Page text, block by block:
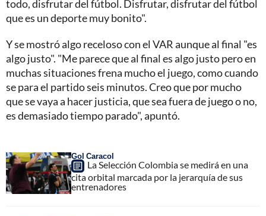
todo, disfrutar del fútbol. Disfrutar, disfrutar del fútbol
que es un deporte muy bonito".
Y se mostró algo receloso con el VAR aunque al final "es
algo justo". "Me parece que al final es algo justo pero en
muchas situaciones frena mucho el juego, como cuando
se para el partido seis minutos. Creo que por mucho
que se vaya a hacer justicia, que sea fuera de juego o no,
es demasiado tiempo parado", apuntó.
Gol Caracol
La Selección Colombia se medirá en una
cita orbital marcada por la jerarquía de sus
entrenadores